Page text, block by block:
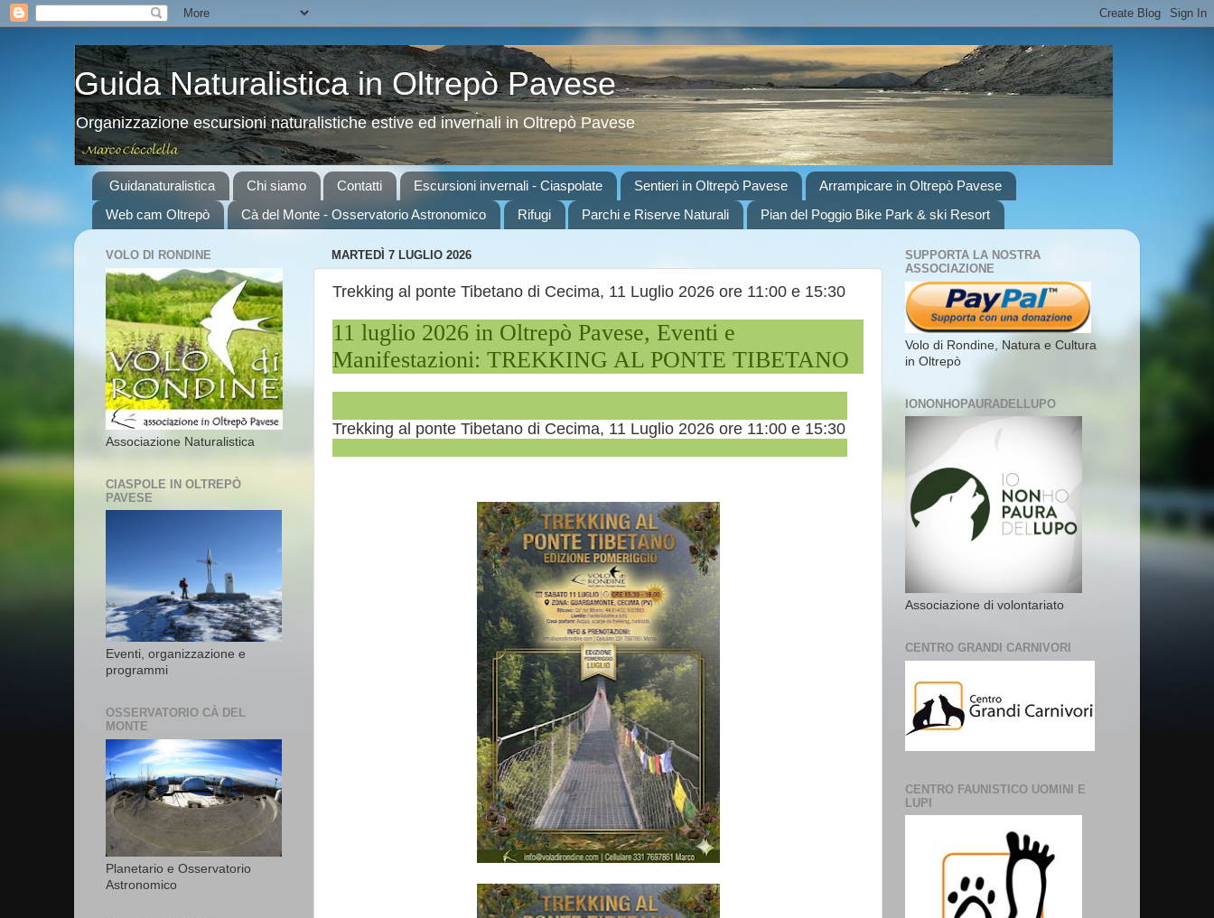
Guida Naturalistica in Oltrepò Pavese
Organizzazione escursioni naturalistiche estive ed invernali in Oltrepò Pavese
Guidanaturalistica Chi siamo Contatti Escursioni invernali - Ciaspolate Sentieri in Oltrepò Pavese
Arrampicare in Oltrepò Pavese
Web cam Oltrepò
Cà del Monte - Osservatorio Astronomico Rifugi Parchi e Riserve Naturali Pian del Poggio Bike Park & ski Resort
MARTEDÌ 7 LUGLIO 2026
Trekking al ponte Tibetano di Cecima, 11 Luglio 2026 ore 11:00 e 15:30
11 luglio 2026 in Oltrepò Pavese, Eventi e
Manifestazioni: TREKKING AL PONTE TIBETANO
Trekking al ponte Tibetano di Cecima, 11 Luglio 2026 ore 11:00 e 15:30
VOLO DI RONDINE
Associazione Naturalistica
CIASPOLE IN OLTREPÒ
PAVESE
Eventi, organizzazione e
programmi
OSSERVATORIO CÀ DEL
MONTE
Planetario e Osservatorio
Astronomico
SUPPORTA LA NOSTRA
ASSOCIAZIONE
Volo di Rondine, Natura e Cultura
in Oltrepò
IONONHOPAURADELLUPO
Associazione di volontariato
CENTRO GRANDI CARNIVORI
CENTRO FAUNISTICO UOMINI E
LUPI